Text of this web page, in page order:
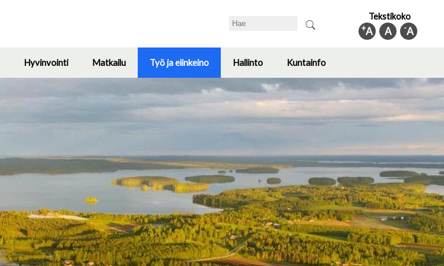
Search Tekstikoko
-A
A
+A
Toggle
submenu
Hyvinvointi
Toggle
submenu
Matkailu
submenu
Työ ja elinkeino
Toggle
submenu
Hallinto
Toggle
submenu
Kuntainfo
submenu